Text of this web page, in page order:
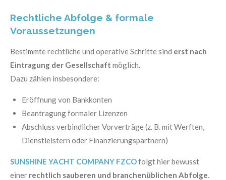
Rechtliche Abfolge & formale
Voraussetzungen
Bestimmte rechtliche und operative Schritte sind erst nach
Eintragung der Gesellschaft möglich.
Dazu zählen insbesondere:
Eröffnung von Bankkonten
Beantragung formaler Lizenzen
Abschluss verbindlicher Vorverträge (z. B. mit Werften,
Dienstleistern oder Finanzierungspartnern)
SUNSHINE YACHT COMPANY FZCOfolgt hier bewusst
einer rechtlich sauberen und branchenüblichen Abfolge